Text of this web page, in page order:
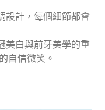
設計，每個細節都會
美白與前牙美學的重
自信微笑。